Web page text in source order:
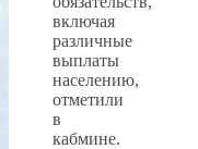
включая
различные
выплаты
населению,
отметили
в
кабмине.